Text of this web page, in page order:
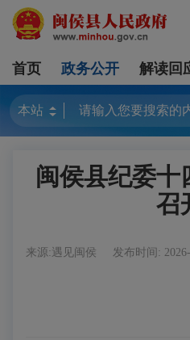
首页 政务公开 解读回
闽侯县纪委十
召
来源:遇见闽侯 发布时间: